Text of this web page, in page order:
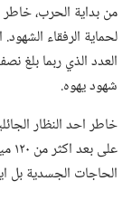
من بداية الحرب،‏ خاطر
لحماية الرفقاء
العدد الذي ربما بلغ
شهود يهوه.‏
خاطر احد النظار
الحاجات الجسدية بل